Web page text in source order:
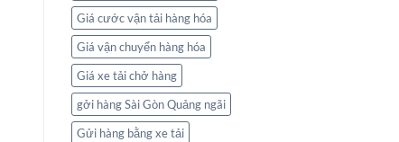
Giá cước vận tải hàng hóa
Giá vận chuyển hàng hóa
Giá xe tải chở hàng
gởi hàng Sài Gòn Quảng ngãi
Gửi hàng bằng xe tải